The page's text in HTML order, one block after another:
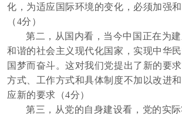
化，为适应国际环境的变化，必须加强和
（4分）
第二，从国内看，当今中国正在为
和谐的社会主义现代化国家，实现中华
国梦而奋斗。这对我们党提出了新的要
方式、工作方式和具体制度不加以改进
应新的要求（4分）
第三，从党的自身建设看，党的实